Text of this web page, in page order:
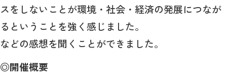
スをしないことが環境・社会・経済の発展につなが
るということを強く感じました。
などの感想を聞くことができました。
◎開催概要